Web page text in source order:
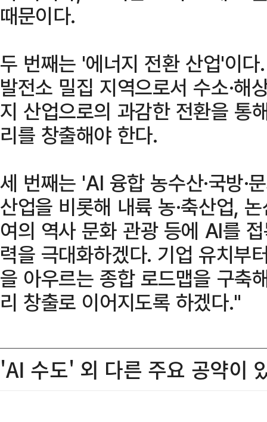
때문이다.
두 번째는 '에너지 전환 산업'이
발전소 밀집 지역으로서 수소·해
지 산업으로의 과감한 전환을 통
리를 창출해야 한다.
세 번째는 'AI 융합 농수산·국방·
산업을 비롯해 내륙 농·축산업,
여의 역사 문화 관광 등에 AI를
력을 극대화하겠다. 기업 유치부
을 아우르는 종합 로드맵을 구축
리 창출로 이어지도록 하겠다."
'AI 수도' 외 다른 주요 공약이